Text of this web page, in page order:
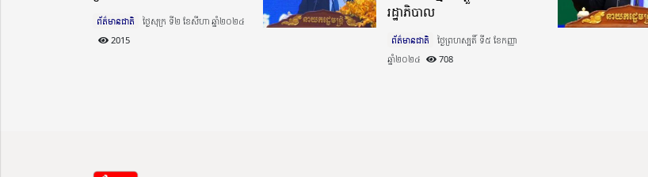
ព័ត៌មានជាតិ
ថ្ងៃសុក្រ ទី២ ខែសីហា ឆ្នាំ២០២៤​
2015
រដ្ឋាភិបាល
ព័ត៌មានជាតិ
ថ្ងៃព្រហស្បតិ៍ ទី៥ ខែកញ្ញា
ឆ្នាំ២០២៤​
708